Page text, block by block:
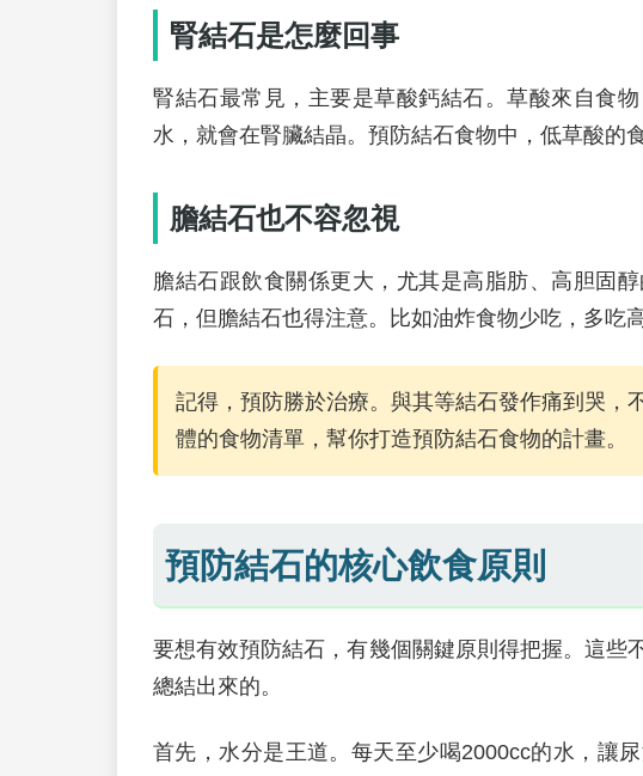
腎結石是怎麼回事
腎結石最常見，主要是草酸鈣結石。草酸來自食
水，就會在腎臟結晶。預防結石食物中，低草酸的
膽結石也不容忽視
膽結石跟飲食關係更大，尤其是高脂肪、高胆固
石，但膽結石也得注意。比如油炸食物少吃，多吃
記得，預防勝於治療。與其等結石發作痛到哭，
體的食物清單，幫你打造預防結石食物的計畫。
預防結石的核心飲食原則
要想有效預防結石，有幾個關鍵原則得把握。這些
總結出來的。
首先，水分是王道。每天至少喝2000cc的水，讓